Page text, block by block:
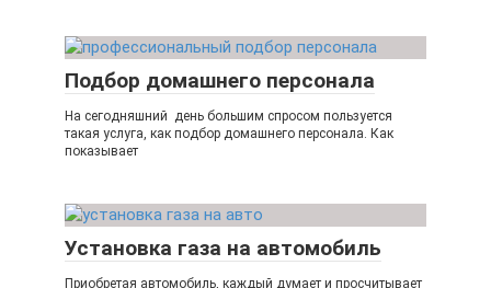
Подбор домашнего персонала
На сегодняшний день большим спросом пользуется
такая услуга, как подбор домашнего персонала. Как
показывает
Установка газа на автомобиль
Приобретая автомобиль, каждый думает и просчитывает